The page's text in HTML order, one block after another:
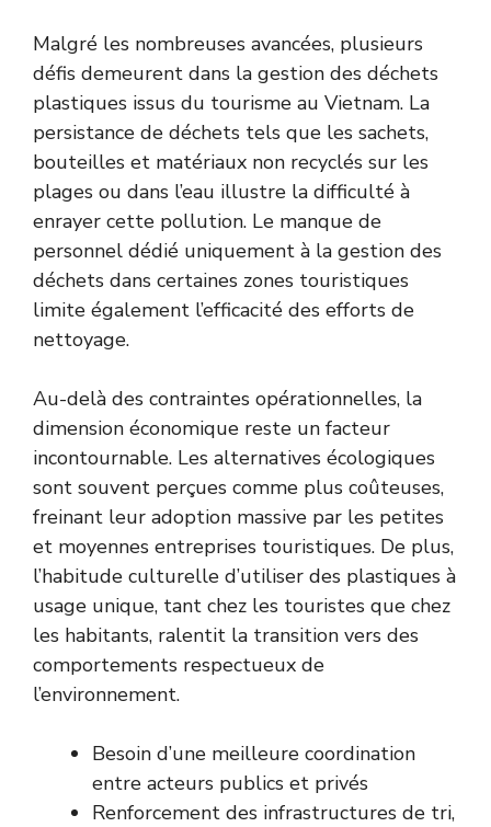
Malgré les nombreuses avancées, plusieurs
défis demeurent dans la gestion des déchets
plastiques issus du tourisme au Vietnam. La
persistance de déchets tels que les sachets,
bouteilles et matériaux non recyclés sur les
plages ou dans l’eau illustre la difficulté à
enrayer cette pollution. Le manque de
personnel dédié uniquement à la gestion des
déchets dans certaines zones touristiques
limite également l’efficacité des efforts de
nettoyage.
Au-delà des contraintes opérationnelles, la
dimension économique reste un facteur
incontournable. Les alternatives écologiques
sont souvent perçues comme plus coûteuses,
freinant leur adoption massive par les petites
et moyennes entreprises touristiques. De plus,
l’habitude culturelle d’utiliser des plastiques à
usage unique, tant chez les touristes que chez
les habitants, ralentit la transition vers des
comportements respectueux de
l’environnement.
Besoin d’une meilleure coordination
entre acteurs publics et privés
Renforcement des infrastructures de tri,